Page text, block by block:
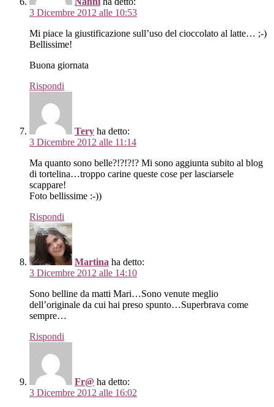
3 Dicembre 2012 alle 10:53
Mi piace la giustificazione sull’uso del cioccolato al latte… ;-)
Bellissime!
Buona giornata
Rispondi
Tery ha detto:
3 Dicembre 2012 alle 11:14
Ma quanto sono belle?!?!?!? Mi sono aggiunta subito al blog
di tortelina…troppo carine queste cose per lasciarsele
scappare!
Foto bellissime :-))
Rispondi
Martina ha detto:
3 Dicembre 2012 alle 14:10
Sono belline da matti Mari…Sono venute meglio
dell’originale da cui hai preso spunto…Superbrava come
sempre…
Rispondi
Fr@ ha detto:
3 Dicembre 2012 alle 16:02